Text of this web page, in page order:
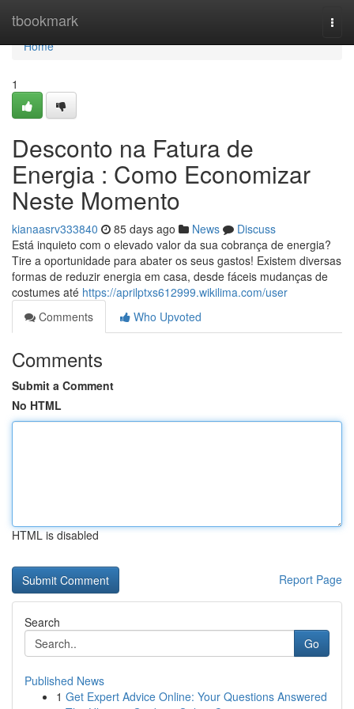
tbookmark
Home
Home
1
Desconto na Fatura de
Energia : Como Economizar
Neste Momento
kianaasrv333840 85 days ago News
Discuss
Está inquieto com o elevado valor da sua cobrança de energia?
Tire a oportunidade para abater os seus gastos! Existem diversas
formas de reduzir energia em casa, desde fáceis mudanças de
costumes até https://aprilptxs612999.wikilima.com/user
Comments
Who Upvoted
Comments
Submit a Comment
No HTML
HTML is disabled
Report Page
Search
Go
Published News
1 Get Expert Advice Online: Your Questions Answered